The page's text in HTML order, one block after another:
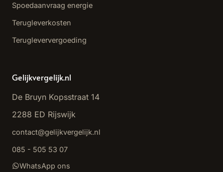
Spoedaanvraag energie
Terugleverkosten
Terugleververgoeding
Gelijkvergelijk.nl
De Bruyn Kopsstraat 14
2288 ED Rijswijk
contact@gelijkvergelijk.nl
085 - 505 53 07
WhatsApp ons